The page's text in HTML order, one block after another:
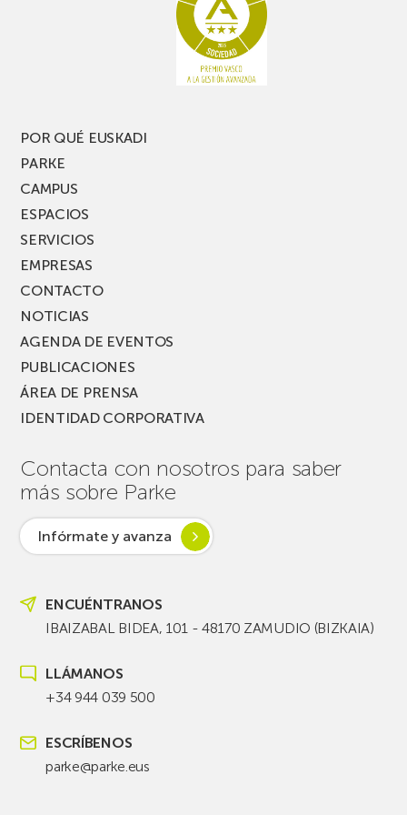
PARKEA
MUSIK
POR QUÉ EUSKADI
PARKE
CAMPUS
ESPACIOS
SERVICIOS
EMPRESAS
CONTACTO
NOTICIAS
AGENDA DE EVENTOS
PUBLICACIONES
ÁREA DE PRENSA
IDENTIDAD CORPORATIVA
Contacta con nosotros para saber
más sobre Parke
Infórmate y avanza
ENCUÉNTRANOS
IBAIZABAL BIDEA, 101 - 48170 ZAMUDIO (BIZKAIA)
LLÁMANOS
+34 944 039 500
ESCRÍBENOS
parke@parke.eus